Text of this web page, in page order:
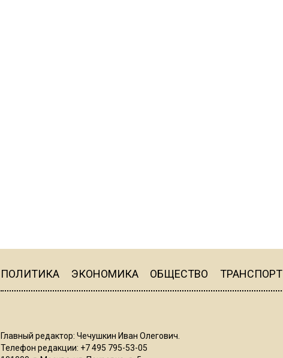
ПОЛИТИКА ЭКОНОМИКА ОБЩЕСТВО ТРАНСПОРТ
Главный редактор: Чечушкин Иван Олегович.
Телефон редакции: +7 495 795-53-05